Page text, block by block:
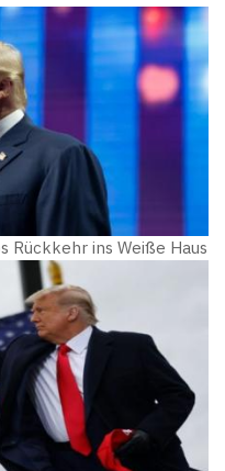
Rückkehr ins Weiße Haus